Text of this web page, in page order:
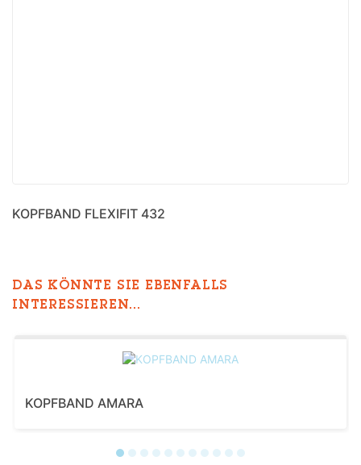
KOPFBAND FLEXIFIT 432
DAS KÖNNTE SIE EBENFALLS
INTERESSIEREN...
KOPFBAND AMARA